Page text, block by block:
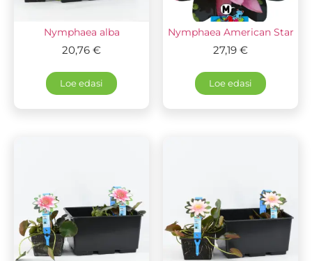
Nymphaea alba
20,76 €
Loe edasi
Nymphaea American Star
27,19 €
Loe edasi